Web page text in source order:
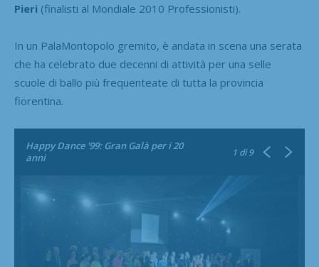
Pieri (finalisti al Mondiale 2010 Professionisti).
In un PalaMontopolo gremito, è andata in scena una serata
che ha celebrato due decenni di attività per una selle
scuole di ballo più frequenteate di tutta la provincia
fiorentina.
Happy Dance '99: Gran Galà per i 20
anni
1 di 9